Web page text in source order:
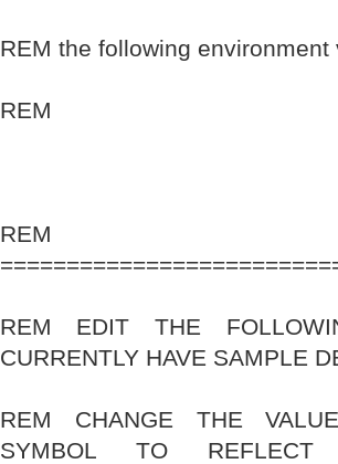
REM the following environment
REM
REM
REM EDIT THE
CURRENTLY HAVE SAMPLE
REM CHANGE THE
SYMBOL TO REFLECT